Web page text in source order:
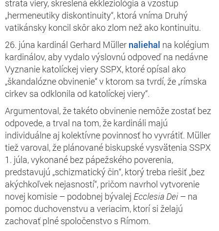
strata viery, skreslená ekkleziológia a vzostup
„hermeneutiky diskontinuity“, ktorá vníma Druhý
vatikánsky koncil skôr ako zlom než ako kontinuitu.
26. júna kardinál Gerhard Müller naliehal na kolégium
kardinálov, aby vydalo výslovnú odpoveď na nedávne
Vyznanie katolíckej viery SSPX, ktoré opísal ako
„škandalózne obvinenie“ v ktorom sa tvrdí, že „rímska
cirkev sa odklonila od katolíckej viery“.
Argumentoval, že takéto obvinenie nemôže zostať bez
odpovede, a trval na tom, že kardináli majú
individuálne aj kolektívne povinnosť ho vyvrátiť. Müller
tiež varoval, že plánované biskupské vysvätenia SSPX
1. júla, vykonané bez pápežského poverenia,
predstavujú „schizmatický čin“, ktorý treba riešiť „bez
akýchkoľvek nejasností“, pričom navrhol vytvorenie
novej komisie – podobnej bývalej Ecclesia Dei– na
pomoc duchovenstvu a veriacim, ktorí si želajú
zachovať plné spoločenstvo s Rímom.